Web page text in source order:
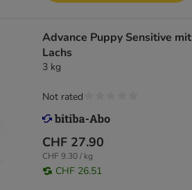
Advance Puppy Sensitive mit
Lachs
3 kg
CHF 27.90
CHF 9.30 / kg
CHF 26.51
Not rated